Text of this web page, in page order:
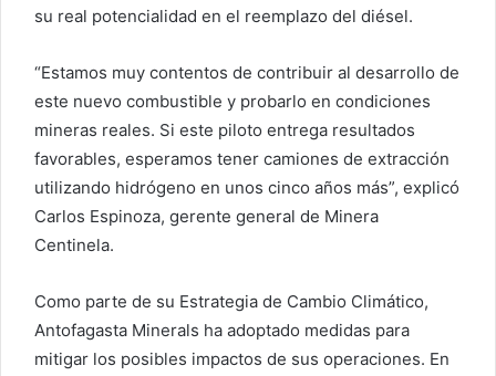
su real potencialidad en el reemplazo del diésel.
“Estamos muy contentos de contribuir al desarrollo de
este nuevo combustible y probarlo en condiciones
mineras reales. Si este piloto entrega resultados
favorables, esperamos tener camiones de extracción
utilizando hidrógeno en unos cinco años más”, explicó
Carlos Espinoza, gerente general de Minera
Centinela.
Como parte de su Estrategia de Cambio Climático,
Antofagasta Minerals ha adoptado medidas para
mitigar los posibles impactos de sus operaciones. En